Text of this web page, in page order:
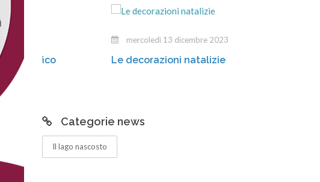
mercoledì 13 dicembre 2023
Le decorazioni natalizie
Categorie news
Il lago nascosto